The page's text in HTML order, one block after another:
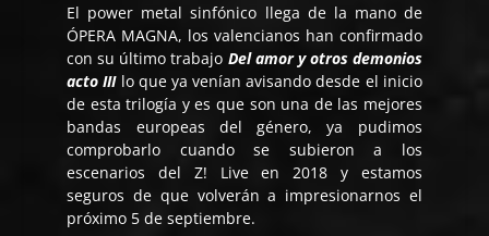
El power metal sinfónico llega de la mano de
ÓPERA MAGNA, los valencianos han confirmado
con su último trabajo Del amor y otros demonios
acto IIIlo que ya venían avisando desde el inicio
de esta trilogía y es que son una de las mejores
bandas europeas del género, ya pudimos
comprobarlo cuando se subieron a los
escenarios del Z! Live en 2018 y estamos
seguros de que volverán a impresionarnos el
próximo 5 de septiembre.